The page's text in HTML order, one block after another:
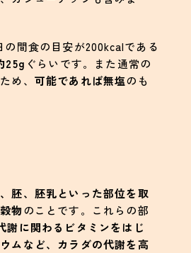
間食の目安が200kcalである
25g ぐらいです。また通常の
め、 可能であれば無塩のも
胚、胚乳といった部位を取
物のことです。これらの部
謝に関わるビタミンをはじ
ムなど、カラダの代謝を高